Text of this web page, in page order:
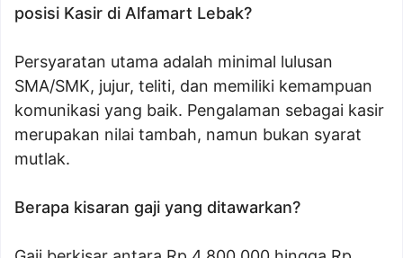
posisi Kasir di Alfamart Lebak?
Persyaratan utama adalah minimal lulusan
SMA/SMK, jujur, teliti, dan memiliki kemampuan
komunikasi yang baik. Pengalaman sebagai kasir
merupakan nilai tambah, namun bukan syarat
mutlak.
Berapa kisaran gaji yang ditawarkan?